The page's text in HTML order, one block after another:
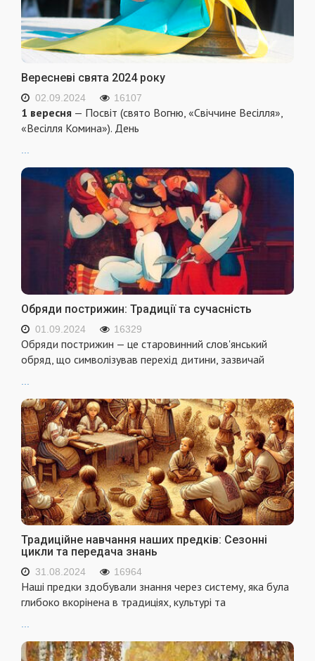
Вересневі свята 2024 року
02.09.2024 16107
1 вересня — Посвіт (свято Вогню, «Свіччине Весілля»,
«Весілля Комина»). День
...
Обряди пострижин: Традиції та сучасність
01.09.2024 16329
Обряди пострижин — це старовинний слов'янський
обряд, що символізував перехід дитини, зазвичай
Традиційне навчання наших предків: Сезонні
цикли та передача знань
31.08.2024 16964
Наші предки здобували знання через систему, яка була
глибоко вкорінена в традиціях, культурі та